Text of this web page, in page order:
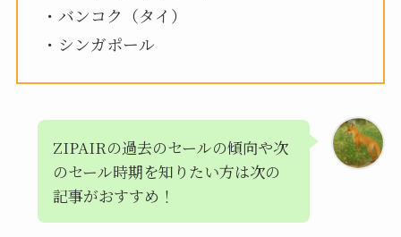
・バンコク（タイ）
・シンガポール
ZIPAIRの過去のセールの傾向や次
のセール時期を知りたい方は次の
記事がおすすめ！